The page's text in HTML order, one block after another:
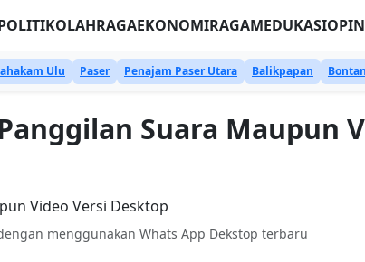
OLAHRAGAEKONOMIRAGAMEDUKASI
Ulu Paser Penajam Paser Utara Balikpapan
Suara Maupun
menggunakan Whats App Dekstop terbaru